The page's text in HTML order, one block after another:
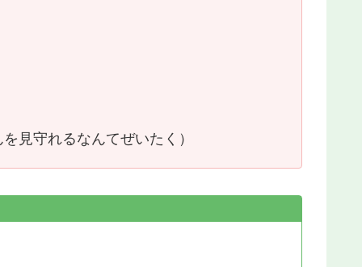
見守れるなんてぜいたく）